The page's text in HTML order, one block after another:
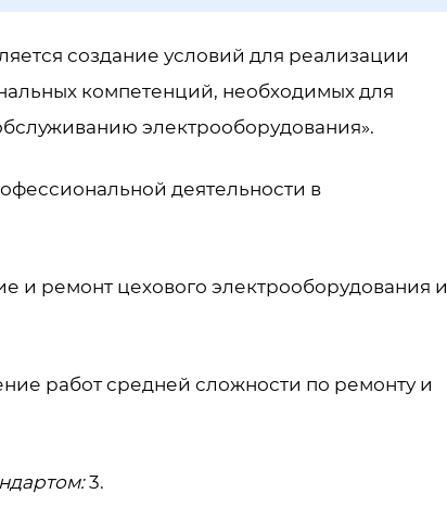
создание условий для реализации
компетенций, необходимых для
электрооборудования».
деятельности в
и ремонт цехового электрооборудования и
работ средней сложности по ремонту и
3.